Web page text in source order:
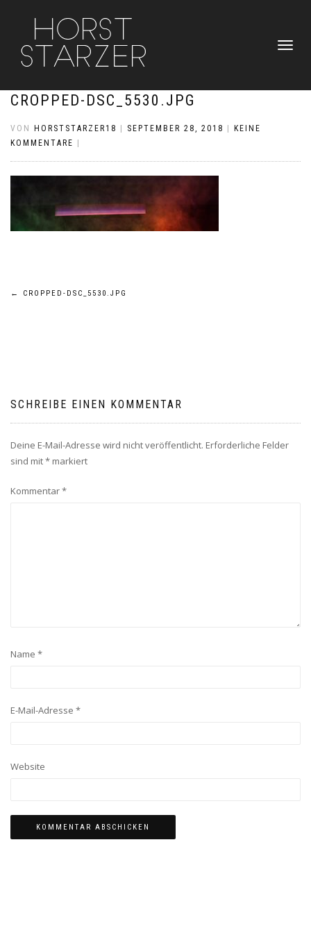
CROPPED-DSC_5530.JPG
VON HORSTSTARZER18 SEPTEMBER 28, 2018
KEINE
KOMMENTARE
Beitragsnavigation
← CROPPED-DSC_5530.JPG
SCHREIBE EINEN KOMMENTAR
Deine E-Mail-Adresse wird nicht veröffentlicht. Erforderliche Felder
sind mit* markiert
Kommentar*
Name *
E-Mail-Adresse *
Website